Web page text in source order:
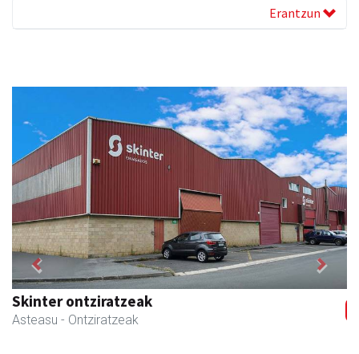
Erantzun
Izurtzu erretegia
Asteasu - Erretegia
Previous Next